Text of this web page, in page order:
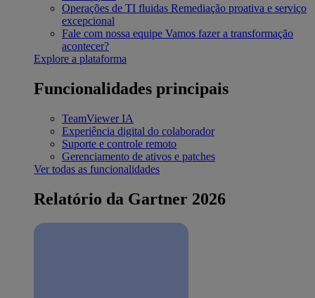
Operações de TI fluidas Remediação proativa e serviço
excepcional
Fale com nossa equipe Vamos fazer a transformação
acontecer?
Explore a plataforma
Funcionalidades principais
TeamViewer IA
Experiência digital do colaborador
Suporte e controle remoto
Gerenciamento de ativos e patches
Ver todas as funcionalidades
Relatório da Gartner 2026